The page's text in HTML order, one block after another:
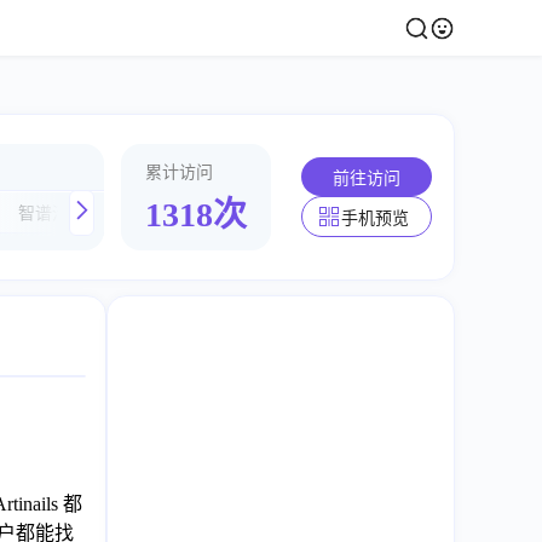
智谱清言 TIKTOK-EMOJI Floor Plan AI
累计访问
1318次
前往访问
手机预览
都
都能找